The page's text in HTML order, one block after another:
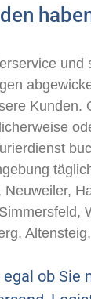
und
Kunden.
Neuweiler,
ob Sie